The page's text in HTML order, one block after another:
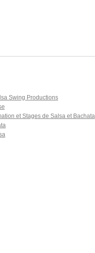
Swing Productions
et Stages de Salsa et Bachata